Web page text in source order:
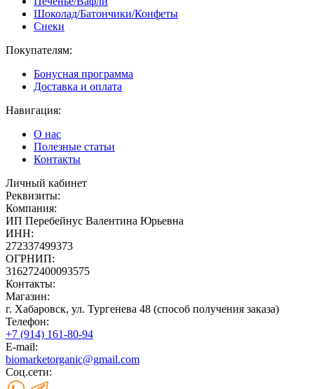
Шоколад/Батончики/Конфеты
Снеки
Покупателям:
Бонусная программа
Доставка и оплата
Навигация:
О нас
Полезные статьи
Контакты
Личный кабинет
Реквизиты:
Компания:
ИП Перебейнус Валентина Юрьевна
ИНН:
272337499373
ОГРНИП:
316272400093575
Контакты:
Магазин:
г. Хабаровск, ул. Тургенева 48 (способ получения заказа)
Телефон:
+7 (914) 161-80-94
E-mail:
biomarketorganic@gmail.com
Соц.сети: